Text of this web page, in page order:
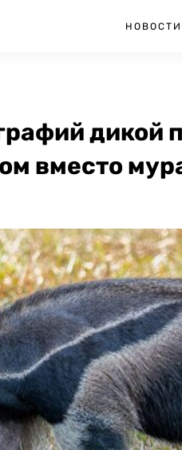
НОВОСТИ
дикой
вместо